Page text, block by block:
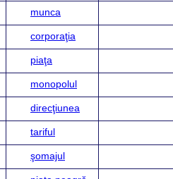
munca
corporaţia
piaţa
monopolul
direcţiunea
tariful
şomajul